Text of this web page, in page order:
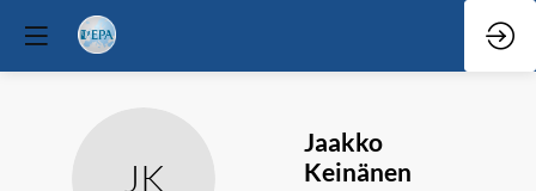
JK
Jaakko
Keinänen